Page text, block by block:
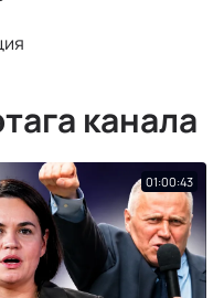
канала
01:00:43